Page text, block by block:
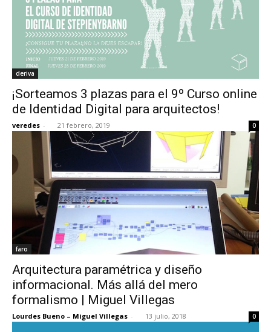
deriva
¡Sorteamos 3 plazas para el 9º Curso online
de Identidad Digital para arquitectos!
veredes - 21 febrero, 2019 0
faro
Arquitectura paramétrica y diseño
informacional. Más allá del mero
formalismo | Miguel Villegas
Lourdes Bueno – Miguel Villegas - 13 julio, 2018 0